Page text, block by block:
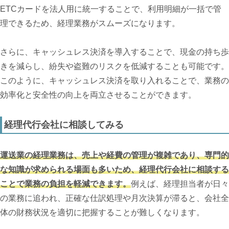
ETCカードを法人用に統一することで、利用明細が一括で管
理できるため、経理業務がスムーズになります。
さらに、キャッシュレス決済を導入することで、現金の持ち歩
きを減らし、紛失や盗難のリスクを低減することも可能です。
このように、キャッシュレス決済を取り入れることで、業務の
効率化と安全性の向上を両立させることができます。
経理代行会社に相談してみる
運送業の経理業務は、売上や経費の管理が複雑であり、専門的
な知識が求められる場面も多いため、経理代行会社に相談する
ことで業務の負担を軽減できます。例えば、経理担当者が日々
の業務に追われ、正確な仕訳処理や月次決算が滞ると、会社全
体の財務状況を適切に把握することが難しくなります。